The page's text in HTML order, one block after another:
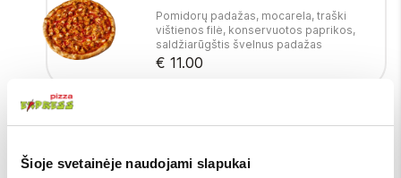
Šioje svetainėje naudojami slapukai
Pomidorų padažas, mocarela, traški
vištienos filė, konservuotos paprikos,
saldžiarūgštis švelnus padažas
€ 11.00
Sūrio
€ 11.00